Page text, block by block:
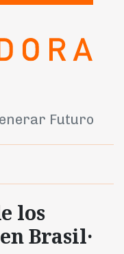
Futuro
los
Brasil·